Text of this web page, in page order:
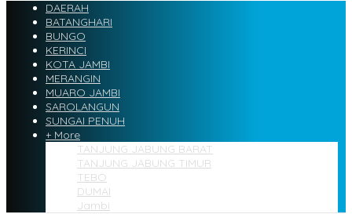
DAERAH
BATANGHARI
BUNGO
KERINCI
KOTA JAMBI
MERANGIN
MUARO JAMBI
SAROLANGUN
SUNGAI PENUH
+ More
TANJUNG JABUNG BARAT
TANJUNG JABUNG TIMUR
TEBO
DUMAI
Jambi